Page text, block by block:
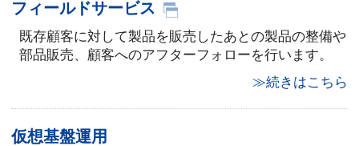
フィールドサービス
既存顧客に対して製品を販売したあとの製品の整備や
部品販売、顧客へのアフターフォローを行います。
≫続きはこちら
仮想基盤運用